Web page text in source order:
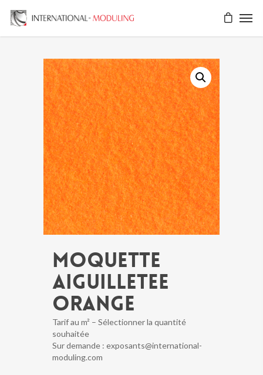
MOQUETTE
AIGUILLETEE
ORANGE
Tarif au m² – Sélectionner la quantité
souhaitée
Sur demande : exposants@international-
moduling.com